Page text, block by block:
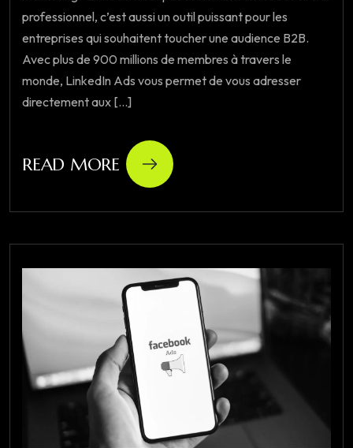
professionnel, c’est aussi un outil puissant pour les
entreprises qui souhaitent toucher une audience B2B.
Avec plus de 900 millions de membres à travers le
monde, LinkedIn Ads vous permet de vous adresser
directement aux [...]
READ MORE